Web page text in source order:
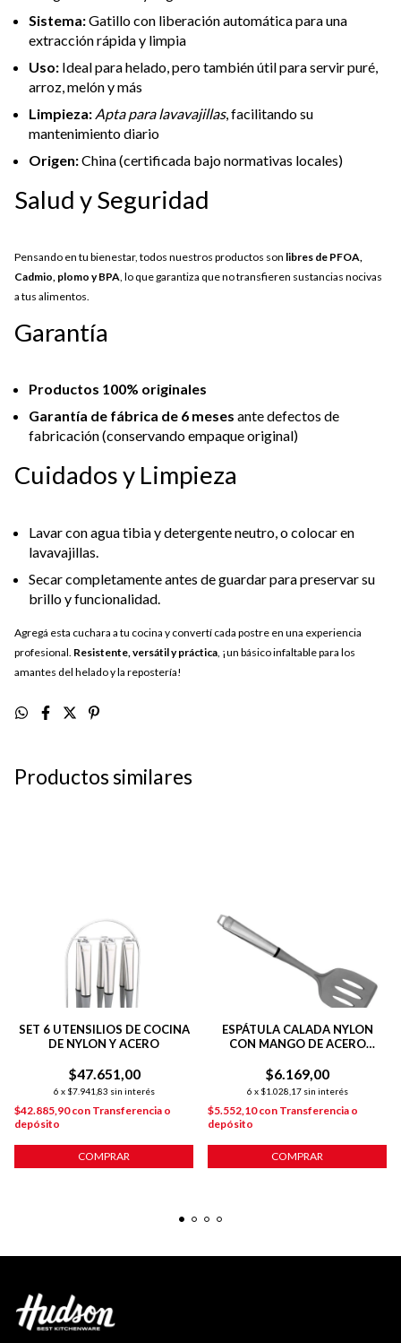
Sistema:Gatillo con liberación automática para una
extracción rápida y limpia
Uso: Ideal para helado, pero también útil para servir puré,
arroz, melón y más
Limpieza: Apta para lavavajillas, facilitando su
mantenimiento diario
Origen:China (certificada bajo normativas locales)
Salud y Seguridad
Pensando en tu bienestar, todos nuestros productos son libres de PFOA,
Cadmio, plomo y BPA , lo que garantiza que no transfieren sustancias nocivas
a tus alimentos.
Garantía
Productos 100% originales
Garantía de fábrica de 6 meses ante defectos de
fabricación (conservando empaque original)
Cuidados y Limpieza
Lavar con agua tibia y detergente neutro, o colocar en
lavavajillas.
Secar completamente antes de guardar para preservar su
brillo y funcionalidad.
Agregá esta cuchara a tu cocina y convertí cada postre en una experiencia
profesional. Resistente, versátil y práctica, ¡un básico infaltable para los
amantes del helado y la repostería!
Productos similares
SET 6 UTENSILIOS DE COCINA
DE NYLON Y ACERO
$47.651,00
6 x $7.941,83 sin interés
$42.885,90con Transferencia o
depósito
COMPRAR
ESPÁTULA CALADA NYLON
CON MANGO DE ACERO
$6.169,00
6 x $1.028,17 sin interés
$5.552,10con Transferencia o
depósito
COMPRAR